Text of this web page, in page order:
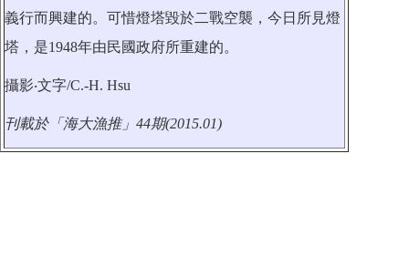
義行而興建的。可惜燈塔毀於二戰空襲，今日所見燈
塔，是1948年由民國政府所重建的。
攝影‧文字/C.-H. Hsu
刊載於「海大漁推」44期(2015.01)